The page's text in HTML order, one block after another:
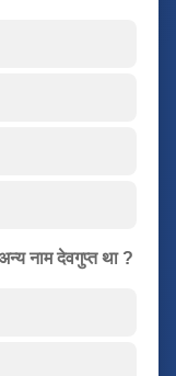
नाम देवगुप्त था ?